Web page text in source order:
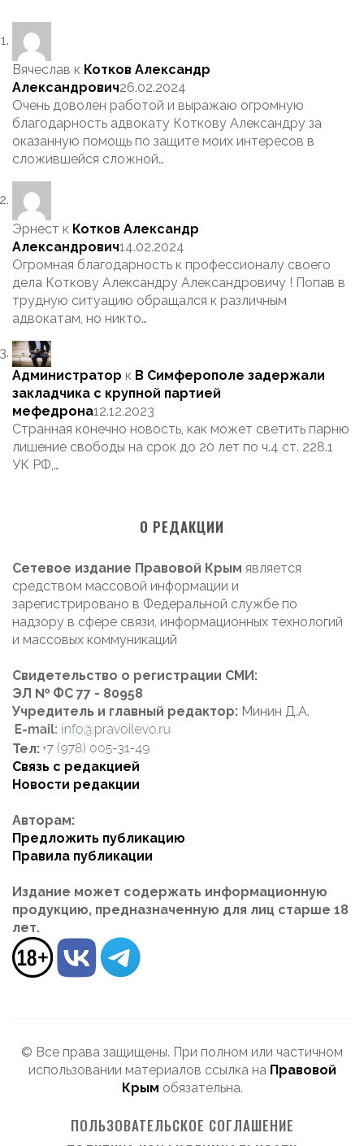
Вячеслав к Котков Александр
Александрович26.02.2024
Очень доволен работой и выражаю огромную
благодарность адвокату Коткову Александру за
оказанную помощь по защите моих интересов в
сложившейся сложной…
Эрнест к Котков Александр
Александрович14.02.2024
Огромная благодарность к профессионалу своего
дела Коткову Александру Александровичу ! Попав в
трудную ситуацию обращался к различным
адвокатам, но никто…
Администратор к В Симферополе задержали
закладчика с крупной партией
мефедрона12.12.2023
Странная конечно новость, как может светить парню
лишение свободы на срок до 20 лет по ч.4 ст. 228.1
УК РФ,…
О РЕДАКЦИИ
Сетевое издание Правовой Крым является
средством массовой информации и
зарегистрировано в Федеральной службе по
надзору в сфере связи, информационных технологий
и массовых коммуникаций
Свидетельство о регистрации СМИ:
ЭЛ № ФС 77 - 80958
Учредитель и главный редактор: Минин Д.А.
Тел:
Связь с редакцией
Новости редакции
Авторам:
Предложить публикацию
Правила публикации
Издание может содержать информационную
продукцию, предназначенную для лиц старше 18
лет.
© Все права защищены. При полном или частичном
использовании материалов ссылка на Правовой
Крым обязательна.
ПОЛЬЗОВАТЕЛЬСКОЕ СОГЛАШЕНИЕ